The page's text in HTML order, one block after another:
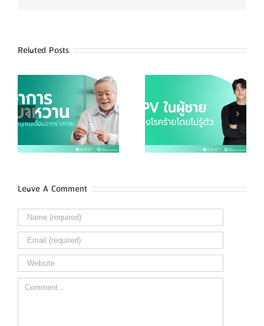
Related Posts
HPV ในผู้ชายเสี่ยงโรค
ร้ายโดยไม่รู้ตัว
5 เมนูควรเลี่ยง เพื่อ
สุขภาพดี และอายุยืน
Leave A Comment
Comment